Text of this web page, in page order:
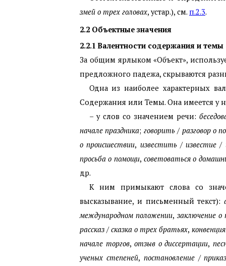
змей о трех головах, устар.), см. п.2.3.
2.2 Объектные значения
2.2.1 Валентности содержания и темы
За общим ярлыком «Объект»,
предложного падежа, скрываются
Одна из наиболее характерных
Содержания или Темы. Она имеется у
– у слов со значением речи:
начале праздника; говорить/разговор о
о происшествии, известить /известие/
просьба о помощи, советоваться о
др.
К ним примыкают слова со
высказывание, и письменный текст):
международном положении, заключение о
рассказ/сказка о трех братьях,
начале торгов, отзыв о диссертации,
ученых степеней, постановление /